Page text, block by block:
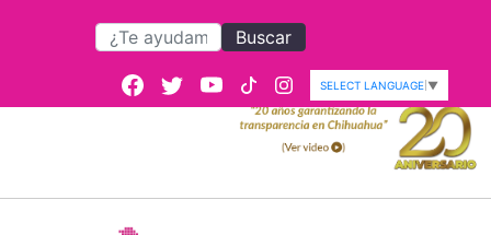
Buscar
SELECT LANGUAGE ▼